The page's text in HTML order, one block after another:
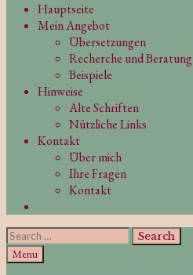
Hauptseite
Mein Angebot
Übersetzungen
Recherche und Beratung
Beispiele
Hinweise
Alte Schriften
Nützliche Links
Kontakt
Über mich
Ihre Fragen
Kontakt
Search
for:
Search
Menu